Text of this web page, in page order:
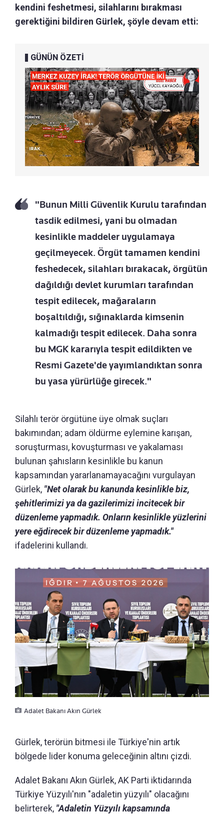
kendini feshetmesi, silahlarını bırakması
gerektiğini bildiren Gürlek, şöyle devam etti:
GÜNÜN ÖZETİ
"Bunun Milli Güvenlik Kurulu tarafından
tasdik edilmesi, yani bu olmadan
kesinlikle maddeler uygulamaya
geçilmeyecek. Örgüt tamamen kendini
feshedecek, silahları bırakacak, örgütün
dağıldığı devlet kurumları tarafından
tespit edilecek, mağaraların
boşaltıldığı, sığınaklarda kimsenin
kalmadığı tespit edilecek. Daha sonra
bu MGK kararıyla tespit edildikten ve
Resmi Gazete'de yayımlandıktan sonra
bu yasa yürürlüğe girecek."
Silahlı terör örgütüne üye olmak suçları
bakımından; adam öldürme eylemine karışan,
soruşturması, kovuşturması ve yakalaması
bulunan şahısların kesinlikle bu kanun
kapsamından yararlanamayacağını vurgulayan
Gürlek, "Net olarak bu kanunda kesinlikle biz,
şehitlerimizi ya da gazilerimizi incitecek bir
düzenleme yapmadık. Onların kesinlikle yüzlerini
yere eğdirecek bir düzenleme yapmadık."
ifadelerini kullandı.
Adalet Bakanı Akın Gürlek
Gürlek, terörün bitmesi ile Türkiye'nin artık
bölgede lider konuma geleceğinin altını çizdi.
Adalet Bakanı Akın Gürlek, AK Parti iktidarında
Türkiye Yüzyılı'nın "adaletin yüzyılı" olacağını
belirterek, "Adaletin Yüzyılı kapsamında